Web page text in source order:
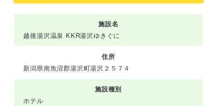
施設名
越後湯沢温泉 KKR湯沢ゆきぐに
住所
新潟県南魚沼郡湯沢町湯沢２５７４
施設種別
ホテル